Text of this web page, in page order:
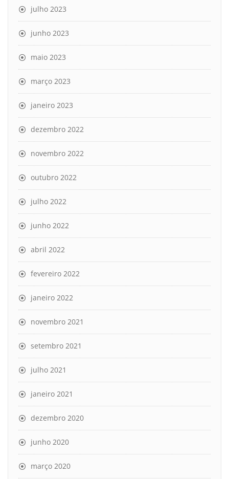
julho 2023
junho 2023
maio 2023
março 2023
janeiro 2023
dezembro 2022
novembro 2022
outubro 2022
julho 2022
junho 2022
abril 2022
fevereiro 2022
janeiro 2022
novembro 2021
setembro 2021
julho 2021
janeiro 2021
dezembro 2020
junho 2020
março 2020